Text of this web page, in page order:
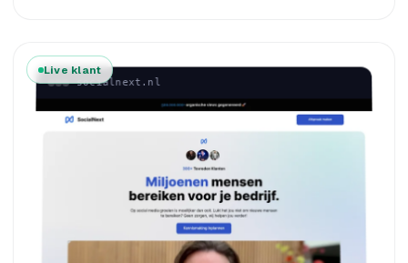
Live klant
socialnext.nl